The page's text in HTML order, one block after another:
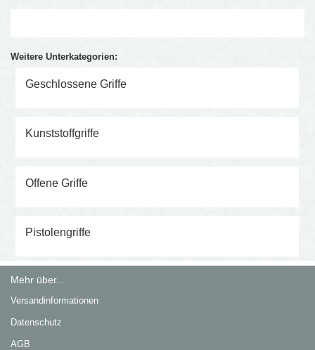
Weitere Unterkategorien:
Geschlossene Griffe
Kunststoffgriffe
Offene Griffe
Pistolengriffe
Mehr über...
Versandinformationen
Datenschutz
AGB